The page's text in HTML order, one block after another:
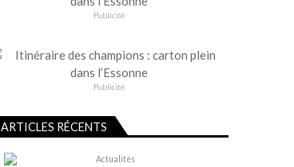
Publicité
Publicité
ARTICLES RÉCENTS
Actualités